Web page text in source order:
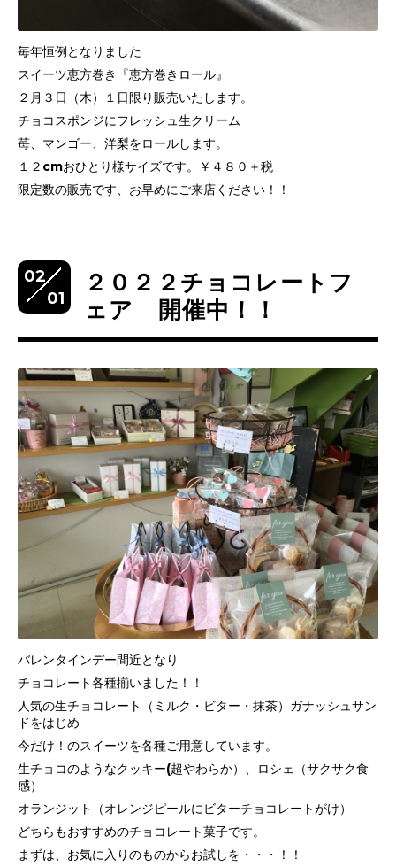
毎年恒例となりました
スイーツ恵方巻き『恵方巻きロール』
２月３日（木）１日限り販売いたします。
チョコスポンジにフレッシュ生クリーム
苺、マンゴー、洋梨をロールします。
１２cmおひとり様サイズです。￥４８０＋税
限定数の販売です、お早めにご来店ください！！
02
01
２０２２チョコレートフ
ェア 開催中！！
バレンタインデー間近となり
チョコレート各種揃いました！！
人気の生チョコレート（ミルク・ビター・抹茶）ガナッシュサン
ドをはじめ
今だけ！のスイーツを各種ご用意しています。
生チョコのようなクッキー(超やわらか）、ロシェ（サクサク食
感）
オランジット（オレンジピールにビターチョコレートがけ）
どちらもおすすめのチョコレート菓子です。
まずは、お気に入りのものからお試しを・・・！！